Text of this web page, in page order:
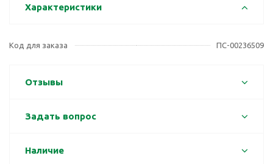
Характеристики
Код для заказа ПС-00236509
Отзывы
Задать вопрос
Наличие